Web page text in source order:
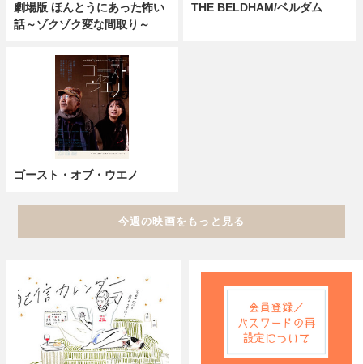
劇場版 ほんとうにあった怖い
話～ゾクゾク変な間取り～
THE BELDHAM/ベルダム
ゴースト・オブ・ウエノ
今週の映画をもっと見る